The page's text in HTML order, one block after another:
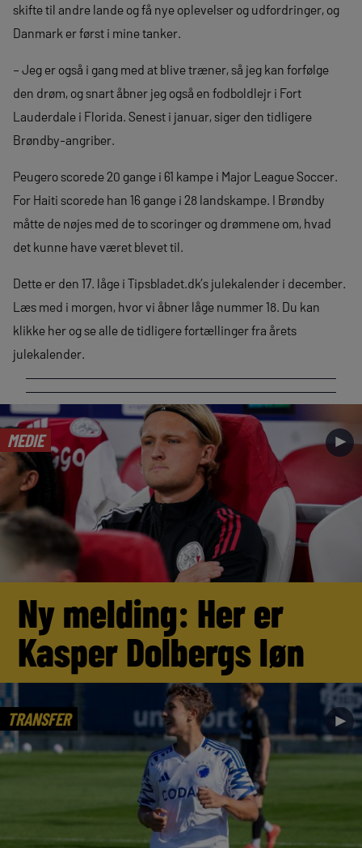
skifte til andre lande og få nye oplevelser og udfordringer, og
Danmark er først i mine tanker.
– Jeg er også i gang med at blive træner, så jeg kan forfølge
den drøm, og snart åbner jeg også en fodboldlejr i Fort
Lauderdale i Florida. Senest i januar, siger den tidligere
Brøndby-angriber.
Peugero scorede 20 gange i 61 kampe i Major League Soccer.
For Haiti scorede han 16 gange i 28 landskampe. I Brøndby
måtte de nøjes med de to scoringer og drømmene om, hvad
det kunne have været blevet til.
Dette er den 17. låge i Tipsbladet.dk’s julekalender i december.
Læs med i morgen, hvor vi åbner låge nummer 18. Du kan
klikke her og se alle de tidligere fortællinger fra årets
julekalender.
MEDIE ►
Ny melding: Her er
Kasper Dolbergs løn
TRANSFER ►